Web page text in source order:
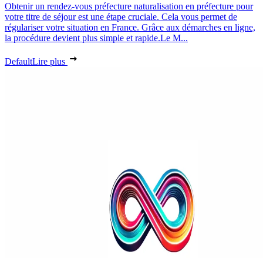
Obtenir un rendez-vous préfecture naturalisation en préfecture pour
votre titre de séjour est une étape cruciale. Cela vous permet de
régulariser votre situation en France. Grâce aux démarches en ligne,
la procédure devient plus simple et rapide.Le M...
DefaultLire plus